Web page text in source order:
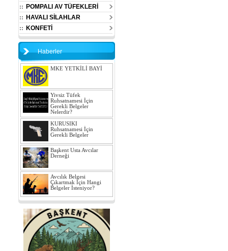
POMPALI AV TÜFEKLERİ
HAVALI SİLAHLAR
KONFETİ
Haberler
MKE YETKİLİ BAYİ
Yivsiz Tüfek
Ruhsatnamesi İçin
Gerekli Belgeler
Nelerdir?
KURUSIKI
Ruhsatnamesi İçin
Gerekli Belgeler
Başkent Usta Avcılar
Derneği
Avcılık Belgesi
Çıkartmak İçin Hangi
Belgeler İsteniyor?